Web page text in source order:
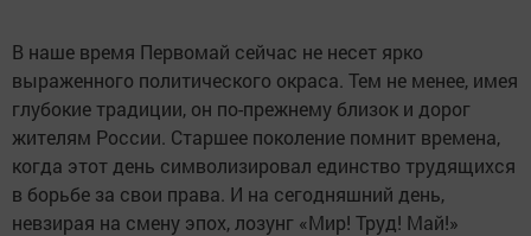
В наше время Первомай сейчас не несет ярко
выраженного политического окраса. Тем не менее, имея
глубокие традиции, он по-прежнему близок и дорог
жителям России. Старшее поколение помнит времена,
когда этот день символизировал единство трудящихся
в борьбе за свои права. И на сегодняшний день,
невзирая на смену эпох, лозунг «Мир! Труд! Май!»